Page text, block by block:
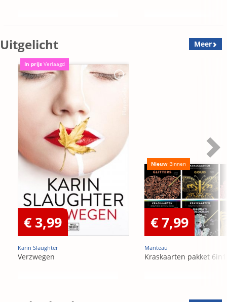
Uitgelicht Meer
In prijs Verlaagd
€ 3,99
Karin Slaughter
Verzwegen
Nieuw Binnen
€ 7,99
Manteau
Kraskaarten pakket 6in1